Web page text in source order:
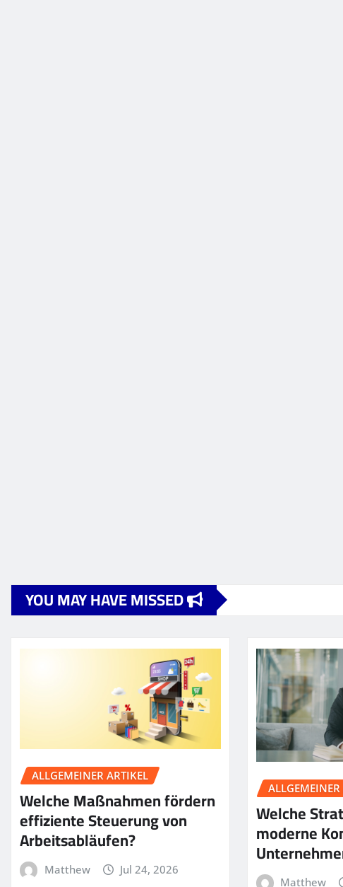
YOU MAY HAVE MISSED
ALLGEMEINER ARTIKEL
Welche Maßnahmen fördern
effiziente Steuerung von
Arbeitsabläufen?
Matthew Jul 24, 2026
ALLGEMEINER
Welche
moderne
Matthew